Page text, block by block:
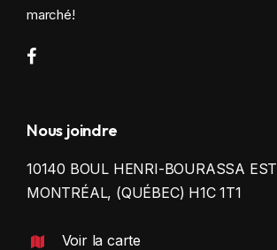
marché!
Nous joindre
10140 BOUL HENRI-BOURASSA EST
MONTRÉAL, (QUÉBEC) H1C 1T1
Voir la carte